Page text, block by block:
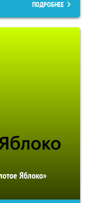
ПОДРОБНЕЕ
Яблоко»